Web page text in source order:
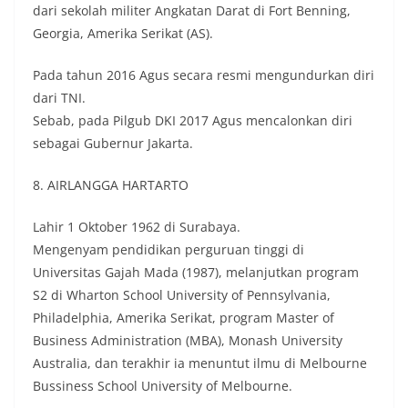
dari sekolah militer Angkatan Darat di Fort Benning,
Georgia, Amerika Serikat (AS).
Pada tahun 2016 Agus secara resmi mengundurkan diri
dari TNI.
Sebab, pada Pilgub DKI 2017 Agus mencalonkan diri
sebagai Gubernur Jakarta.
8. AIRLANGGA HARTARTO
Lahir 1 Oktober 1962 di Surabaya.
Mengenyam pendidikan perguruan tinggi di
Universitas Gajah Mada (1987), melanjutkan program
S2 di Wharton School University of Pennsylvania,
Philadelphia, Amerika Serikat, program Master of
Business Administration (MBA), Monash University
Australia, dan terakhir ia menuntut ilmu di Melbourne
Bussiness School University of Melbourne.